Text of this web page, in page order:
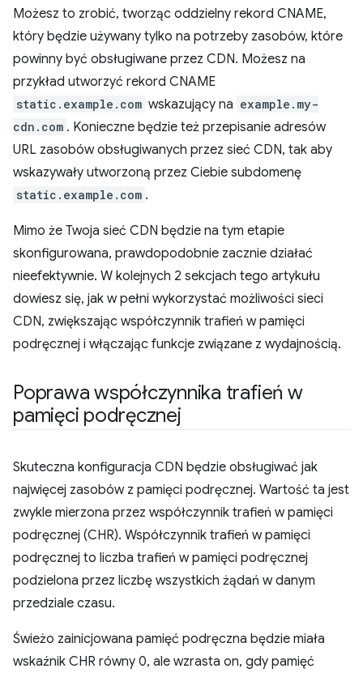
Możesz to zrobić, tworząc oddzielny rekord CNAME,
który będzie używany tylko na potrzeby zasobów, które
powinny być obsługiwane przez CDN. Możesz na
przykład utworzyć rekord CNAME
static.example.com wskazujący na example.my-
cdn.com . Konieczne będzie też przepisanie adresów
URL zasobów obsługiwanych przez sieć CDN, tak aby
wskazywały utworzoną przez Ciebie subdomenę
static.example.com .
Mimo że Twoja sieć CDN będzie na tym etapie
skonfigurowana, prawdopodobnie zacznie działać
nieefektywnie. W kolejnych 2 sekcjach tego artykułu
dowiesz się, jak w pełni wykorzystać możliwości sieci
CDN, zwiększając współczynnik trafień w pamięci
podręcznej i włączając funkcje związane z wydajnością.
Poprawa współczynnika trafień w
pamięci podręcznej
Skuteczna konfiguracja CDN będzie obsługiwać jak
najwięcej zasobów z pamięci podręcznej. Wartość ta jest
zwykle mierzona przez współczynnik trafień w pamięci
podręcznej (CHR). Współczynnik trafień w pamięci
podręcznej to liczba trafień w pamięci podręcznej
podzielona przez liczbę wszystkich żądań w danym
przedziale czasu.
Świeżo zainicjowana pamięć podręczna będzie miała
wskaźnik CHR równy 0, ale wzrasta on, gdy pamięć